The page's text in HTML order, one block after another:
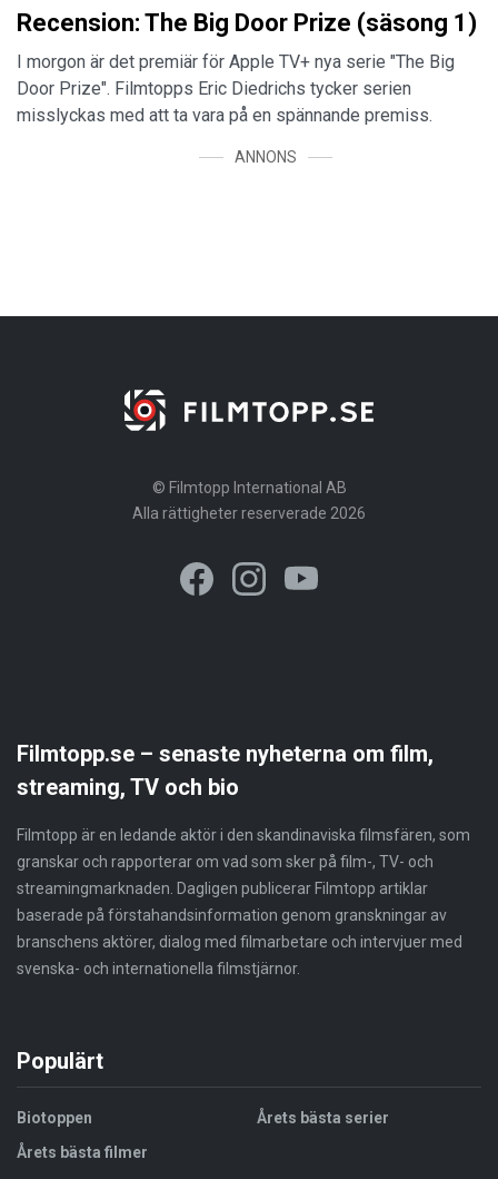
Recension: The Big Door Prize (säsong 1)
I morgon är det premiär för Apple TV+ nya serie "The Big
Door Prize". Filmtopps Eric Diedrichs tycker serien
misslyckas med att ta vara på en spännande premiss.
ANNONS
© Filmtopp International AB
Alla rättigheter reserverade 2026
Filmtopp.se – senaste nyheterna om film,
streaming, TV och bio
Filmtopp är en ledande aktör i den skandinaviska filmsfären, som
granskar och rapporterar om vad som sker på film-, TV- och
streamingmarknaden. Dagligen publicerar Filmtopp artiklar
baserade på förstahandsinformation genom granskningar av
branschens aktörer, dialog med filmarbetare och intervjuer med
svenska- och internationella filmstjärnor.
Populärt
Biotoppen
Årets bästa filmer
Årets bästa serier